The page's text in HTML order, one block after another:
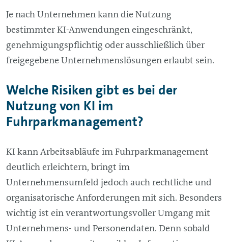
Je nach Unternehmen kann die Nutzung
bestimmter KI-Anwendungen eingeschränkt,
genehmigungspflichtig oder ausschließlich über
freigegebene Unternehmenslösungen erlaubt sein.
Welche Risiken gibt es bei der
Nutzung von KI im
Fuhrparkmanagement?
KI kann Arbeitsabläufe im Fuhrparkmanagement
deutlich erleichtern, bringt im
Unternehmensumfeld jedoch auch rechtliche und
organisatorische Anforderungen mit sich. Besonders
wichtig ist ein verantwortungsvoller Umgang mit
Unternehmens- und Personendaten. Denn sobald